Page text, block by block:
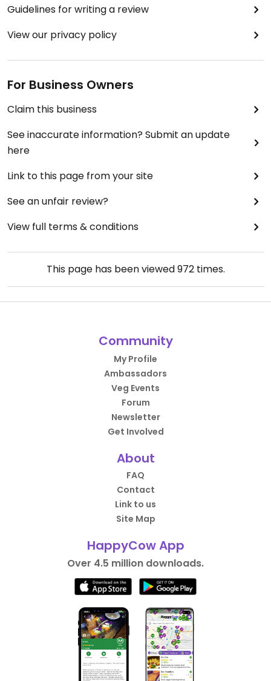
Guidelines for writing a review
View our privacy policy
For Business Owners
Claim this business
See inaccurate information? Submit an update
here
Link to this page from your site
See an unfair review?
View full terms & conditions
This page has been viewed972times.
Community
My Profile
Ambassadors
Veg Events
Forum
Newsletter
Get Involved
About
FAQ
Contact
Link to us
Site Map
HappyCow App
Over 4.5 million downloads.